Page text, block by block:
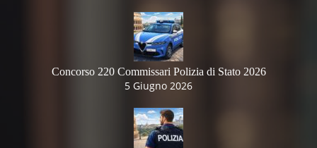
Concorso 220 Commissari Polizia di Stato 2026
5 Giugno 2026